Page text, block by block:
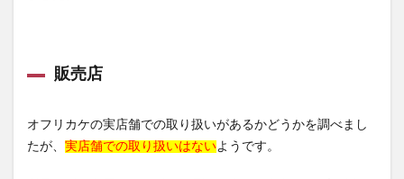
販売店
オフリカケの実店舗での取り扱いがあるかどうかを調べまし
たが、 実店舗での取り扱いはないようです。